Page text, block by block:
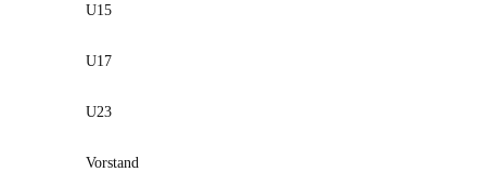
U15
U17
U23
Vorstand